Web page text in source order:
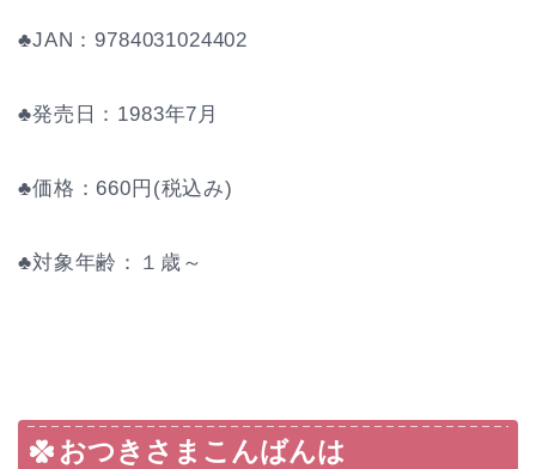
♣JAN：9784031024402
♣発売日：1983年7月
♣価格：660円(税込み)
♣対象年齢：１歳～
おつきさまこんばんは